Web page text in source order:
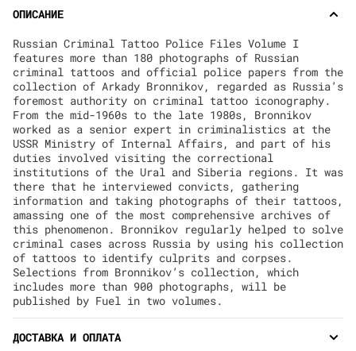
ОПИСАНИЕ
Russian Criminal Tattoo Police Files Volume I
features more than 180 photographs of Russian
criminal tattoos and official police papers from the
collection of Arkady Bronnikov, regarded as Russia’s
foremost authority on criminal tattoo iconography.
From the mid-1960s to the late 1980s, Bronnikov
worked as a senior expert in criminalistics at the
USSR Ministry of Internal Affairs, and part of his
duties involved visiting the correctional
institutions of the Ural and Siberia regions. It was
there that he interviewed convicts, gathering
information and taking photographs of their tattoos,
amassing one of the most comprehensive archives of
this phenomenon. Bronnikov regularly helped to solve
criminal cases across Russia by using his collection
of tattoos to identify culprits and corpses.
Selections from Bronnikov’s collection, which
includes more than 900 photographs, will be
published by Fuel in two volumes.
ДОСТАВКА И ОПЛАТА